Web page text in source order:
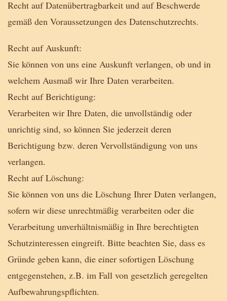
Recht auf Datenübertragbarkeit und auf Beschwerde
gemäß den Voraussetzungen des Datenschutzrechts.
Recht auf Auskunft:
Sie können von uns eine Auskunft verlangen, ob und in
welchem Ausmaß wir Ihre Daten verarbeiten.
Recht auf Berichtigung:
Verarbeiten wir Ihre Daten, die unvollständig oder
unrichtig sind, so können Sie jederzeit deren
Berichtigung bzw. deren Vervollständigung von uns
verlangen.
Recht auf Löschung:
Sie können von uns die Löschung Ihrer Daten verlangen,
sofern wir diese unrechtmäßig verarbeiten oder die
Verarbeitung unverhältnismäßig in Ihre berechtigten
Schutzinteressen eingreift. Bitte beachten Sie, dass es
Gründe geben kann, die einer sofortigen Löschung
entgegenstehen, z.B. im Fall von gesetzlich geregelten
Aufbewahrungspflichten.